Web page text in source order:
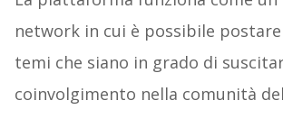
network in cui è possibile
temi che siano in grado di
coinvolgimento nella comunità